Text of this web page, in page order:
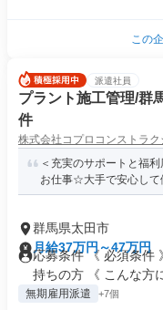
この
派遣社員
プラント施工管理/群
件
株式会社コプロコンストラ
＜充実のサポートと福
お仕事☆大手で安心して
群馬県太田市
月給37万円～47万円
応募条件 《 必須条件
持ちの方 《 こんな方
無期雇用派遣 +7個